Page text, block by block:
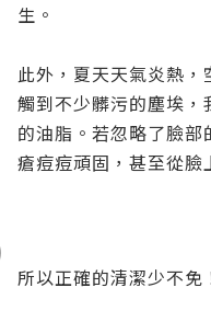
生。
此外，夏天天氣炎熱
觸到不少髒污的塵埃
的油脂。若忽略了臉
瘡痘痘頑固，甚至從臉
所以正確的清潔少不免